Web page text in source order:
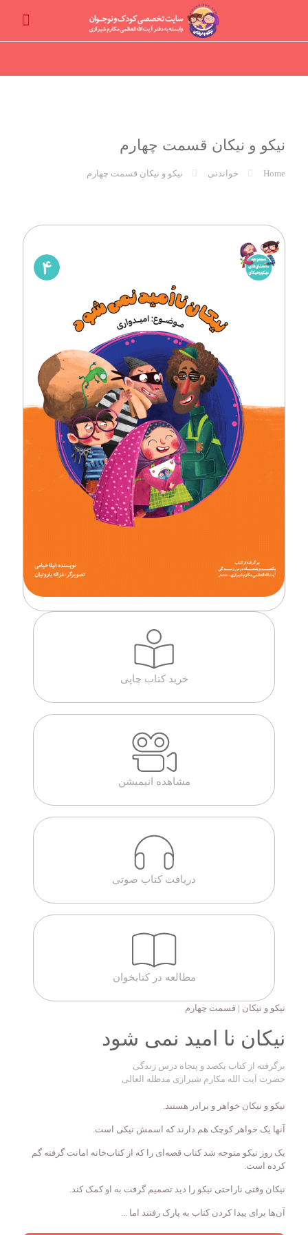
نیکو و نیکان قسمت چهارم
Home خواندنی نیکو و نیکان قسمت چهارم
خرید کتاب چاپی
مشاهده انیمیشن
دریافت کتاب صوتی
مطالعه در کتابخوان
نیکو و نیکان | قسمت چهارم
نیکان نا امید نمی شود
برگرفته از کتاب یکصد و پنجاه درس زندگی
حضرت آیت الله مکارم شیرازی مدظله العالی
نیکو و نیکان خواهر و برادر هستند.
آنها یک خواهر کوچک هم دارند که اسمش نیکی است.
یک روز نیکو متوجه شد کتاب قصه‌ای را که از کتاب‌خانه امانت گرفته گم
کرده است.
نیکان وقتی ناراحتی نیکو را دید تصمیم گرفت به او کمک کند.
آن‌ها برای پیدا کردن کتاب به پارک رفتند اما ...